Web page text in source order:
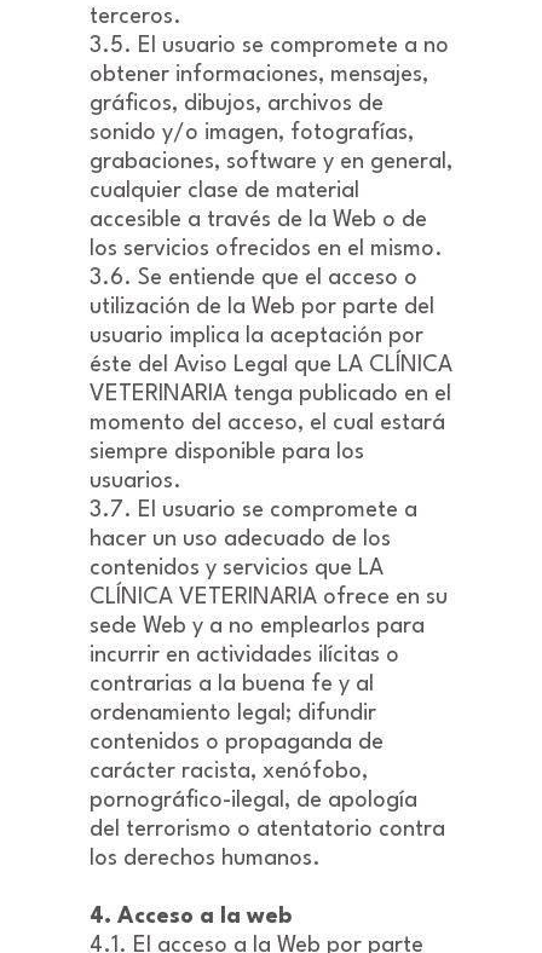
terceros.
3.5. El usuario se compromete a no
obtener informaciones, mensajes,
gráficos, dibujos, archivos de
sonido y/o imagen, fotografías,
grabaciones, software y en general,
cualquier clase de material
accesible a través de la Web o de
los servicios ofrecidos en el mismo.
3.6. Se entiende que el acceso o
utilización de la Web por parte del
usuario implica la aceptación por
éste del Aviso Legal que LA CLÍNICA
VETERINARIA tenga publicado en el
momento del acceso, el cual estará
siempre disponible para los
usuarios.
3.7. El usuario se compromete a
hacer un uso adecuado de los
contenidos y servicios que LA
CLÍNICA VETERINARIA ofrece en su
sede Web y a no emplearlos para
incurrir en actividades ilícitas o
contrarias a la buena fe y al
ordenamiento legal; difundir
contenidos o propaganda de
carácter racista, xenófobo,
pornográfico-ilegal, de apología
del terrorismo o atentatorio contra
los derechos humanos.
4. Acceso a la web
4.1. El acceso a la Web por parte